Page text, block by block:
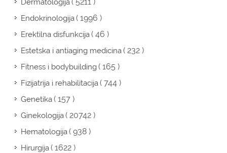
Dermatologija
Endokrinologija( 1996 )
Erektilna disfunkcija( 46 )
Estetska i antiaging medicina( 232 )
Fitness i bodybuilding( 165 )
Fizijatrija i rehabilitacija( 744 )
Genetika( 157 )
Ginekologija( 20742 )
Hematologija( 938 )
Hirurgija( 1622 )